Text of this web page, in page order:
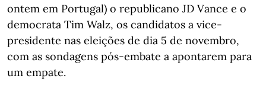
ontem em Portugal) o republicano JD Vance e o
democrata Tim Walz, os candidatos a vice-
presidente nas eleições de dia 5 de novembro,
com as sondagens pós-embate a apontarem para
um empate.